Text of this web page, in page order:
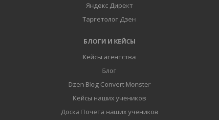
Яндекс Директ
Таргетолог Дзен
БЛОГИ И КЕЙСЫ
Кейсы агентства
Блог
Dzen Blog Convert Monster
Кейсы наших учеников
Доска Почета наших учеников